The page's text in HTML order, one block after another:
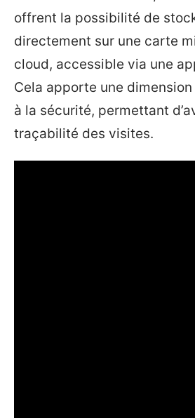
offrent la possibilité de
directement sur une carte
cloud, accessible via une
Cela apporte une
à la sécurité, permettant
traçabilité des visites.